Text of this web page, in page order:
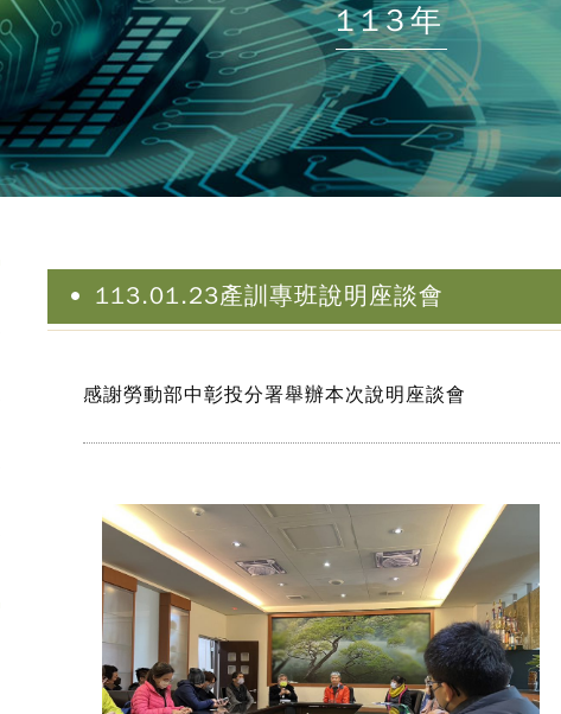
113年
113.01.23產訓專班說明座談會
感謝勞動部中彰投分署舉辦本次說明座談會